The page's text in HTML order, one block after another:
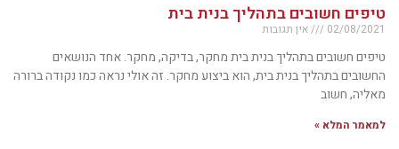
טיפים חשובים בתהליך בנית בית
02/08/2021 אין תגובות
טיפים חשובים בתהליך בנית בית מחקר, בדיקה, מחקר. אחד הנושאים
החשובים בתהליך בנית בית, הוא ביצוע מחקר. זה אולי נראה כמו נקודה ברורה
מאליה, חשוב
למאמר המלא »